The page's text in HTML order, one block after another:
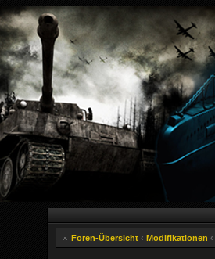
Foren-Übersicht ‹ Modifikationen ‹